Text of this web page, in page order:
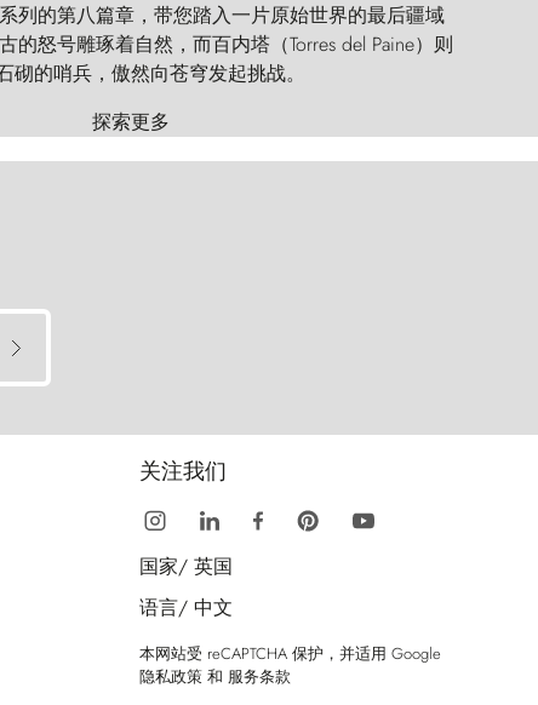
系列的第八篇章，带您踏入一片原始世界的最后疆域
怒号雕琢着自然，而百内塔（Torres del Paine）则
砌的哨兵，傲然向苍穹发起挑战。
探索更多
关注我们
国家/ 英国
语言/ 中文
本网站受 reCAPTCHA 保护，并适用 Google
隐私政策 和 服务条款